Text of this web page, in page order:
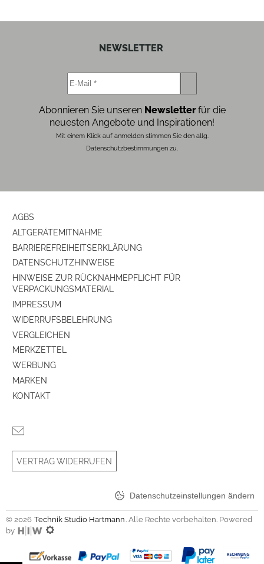
NEWSLETTER
Abonnieren Sie unseren Newsletterfür die
neuesten Angebote und Inspirationen!
Mit einem Klick auf anmelden stimmen Sie den allg.
Datenschutzbestimmungen zu.
AGBS
ALTGERÄTEMITNAHME
BARRIEREFREIHEITSERKLÄRUNG
DATENSCHUTZHINWEISE
HINWEISE ZUR RÜCKNAHMEPFLICHT FÜR
VERPACKUNGSMATERIAL
IMPRESSUM
WIDERRUFSBELEHRUNG
VERGLEICHEN
MERKZETTEL
WERBUNG
MARKEN
KONTAKT
VERTRAG WIDERRUFEN
Datenschutzeinstellungen ändern
© 2026 Technik Studio Hartmann . Alle Rechte vorbehalten. Powered
by